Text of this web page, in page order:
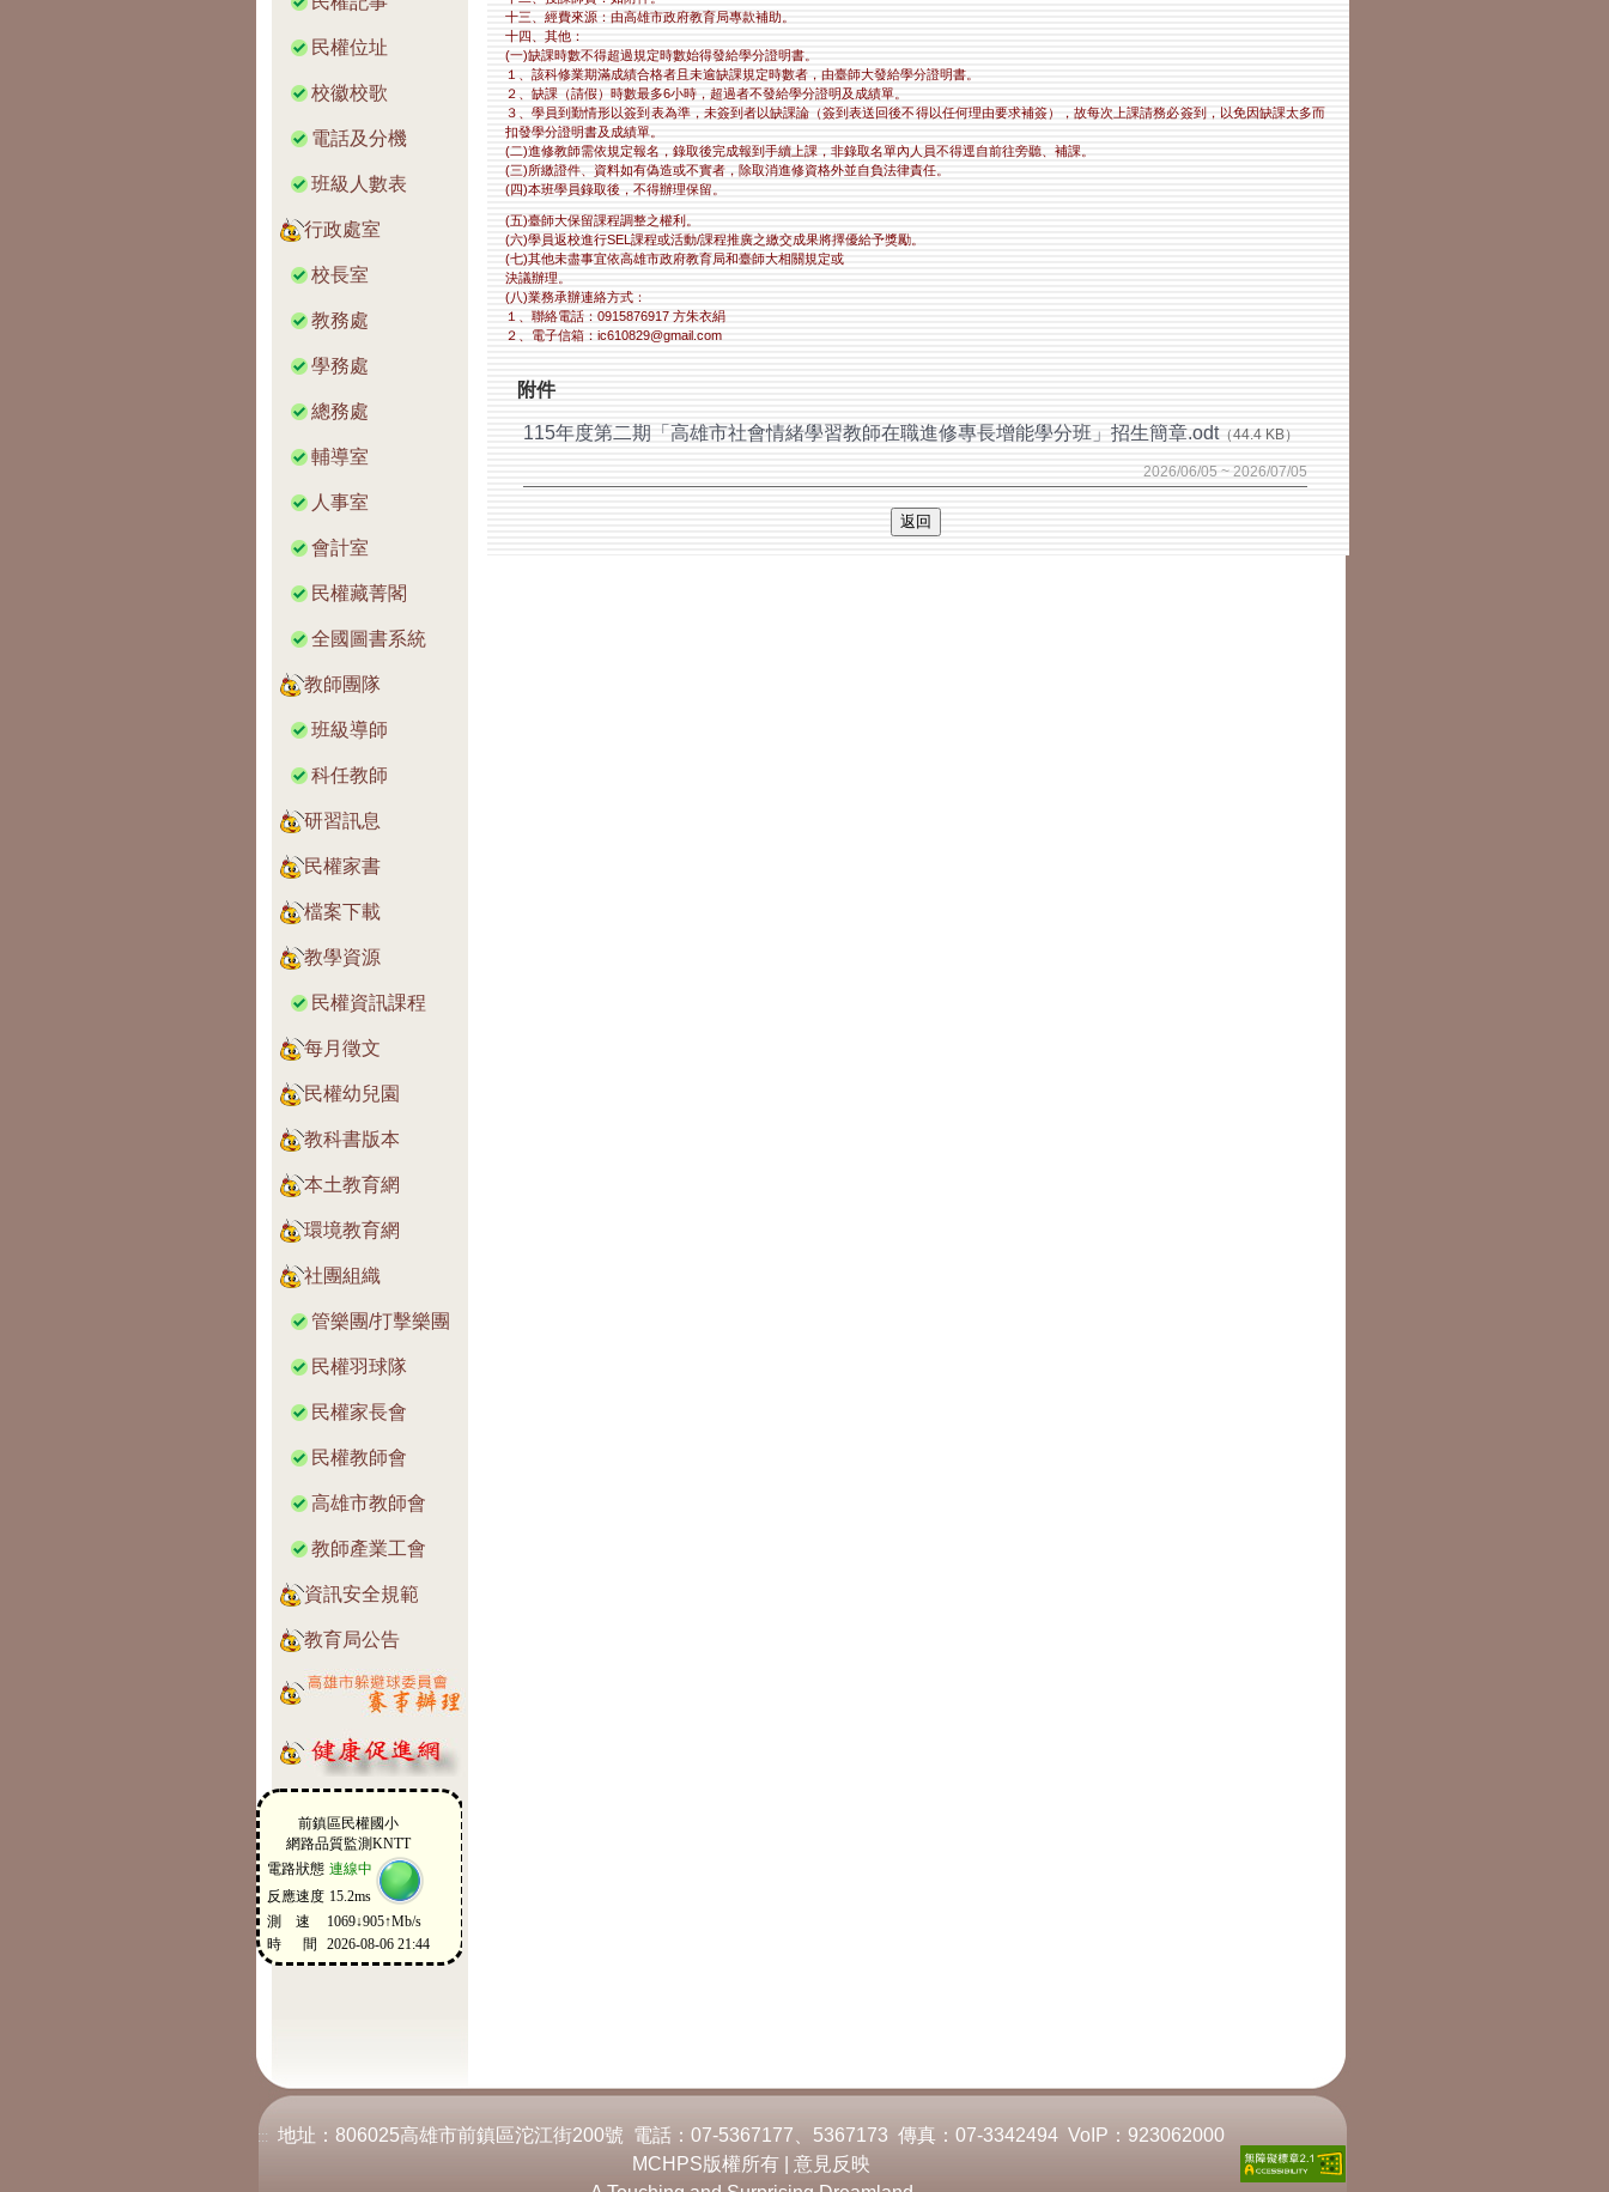
民權位址
校徽校歌
電話及分機
班級人數表
行政處室
校長室
教務處
學務處
總務處
輔導室
人事室
會計室
民權藏菁閣
全國圖書系統
教師團隊
班級導師
科任教師
研習訊息
民權家書
檔案下載
教學資源
民權資訊課程
每月徵文
民權幼兒園
教科書版本
本土教育網
環境教育網
社團組織
管樂團/打擊樂團
民權羽球隊
民權家長會
民權教師會
高雄市教師會
教師產業工會
資訊安全規範
教育局公告
十三、經費來源：由高雄市政府教育局專款補助。
十四、其他：
(一)缺課時數不得超過規定時數始得發給學分證明書。
１、該科修業期滿成績合格者且未逾缺課規定時數者，由臺師大發給學分證明書。
２、缺課（請假）時數最多6小時，超過者不發給學分證明及成績單。
３、學員到勤情形以簽到表為準，未簽到者以缺課論（簽到表送回後不得以任何理由要求補簽），故每次上課請務必簽到，以免因缺課太多而
扣發學分證明書及成績單。
(二)進修教師需依規定報名，錄取後完成報到手續上課，非錄取名單內人員不得逕自前往旁聽、補課。
(三)所繳證件、資料如有偽造或不實者，除取消進修資格外並自負法律責任。
(四)本班學員錄取後，不得辦理保留。
(五)臺師大保留課程調整之權利。
(六)學員返校進行SEL課程或活動/課程推廣之繳交成果將擇優給予獎勵。
(七)其他未盡事宜依高雄市政府教育局和臺師大相關規定或
決議辦理。
(八)業務承辦連絡方式：
１、聯絡電話：0915876917 方朱衣絹
２、電子信箱：ic610829@gmail.com
附件
115年度第二期「高雄市社會情緒學習教師在職進修專長增能學分班」招生簡章.odt（44.4 KB）
2026/06/05 ~ 2026/07/05
返回
::: 地址：806025高雄市前鎮區沱江街200號 電話：07-5367177、5367173 傳真：07-3342494 VoIP： 923062000
MCHPS版權所有 | 意見反映